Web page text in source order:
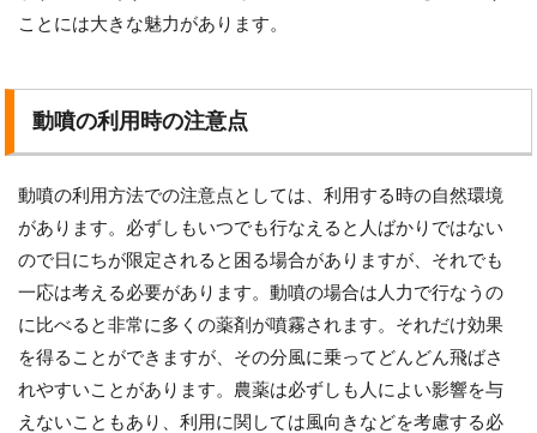
ことには大きな魅力があります。
動噴の利用時の注意点
動噴の利用方法での注意点としては、利用する時の自然環境
があります。必ずしもいつでも行なえると人ばかりではない
ので日にちが限定されると困る場合がありますが、それでも
一応は考える必要があります。動噴の場合は人力で行なうの
に比べると非常に多くの薬剤が噴霧されます。それだけ効果
を得ることができますが、その分風に乗ってどんどん飛ばさ
れやすいことがあります。農薬は必ずしも人によい影響を与
えないこともあり、利用に関しては風向きなどを考慮する必